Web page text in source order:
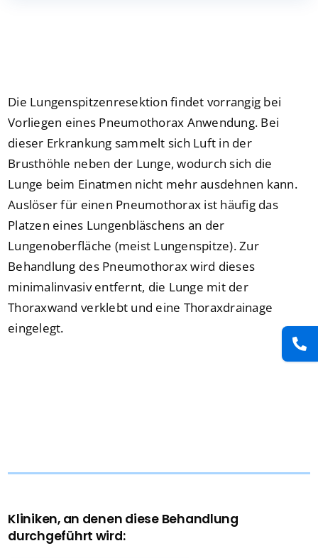
Karriere
Suche
nach:
Die Lungenspitzenresektion findet vorrangig bei
Vorliegen eines Pneumothorax Anwendung. Bei
dieser Erkrankung sammelt sich Luft in der
Brusthöhle neben der Lunge, wodurch sich die
Lunge beim Einatmen nicht mehr ausdehnen kann.
Auslöser für einen Pneumothorax ist häufig das
Platzen eines Lungenbläschens an der
Lungenoberfläche (meist Lungenspitze). Zur
Behandlung des Pneumothorax wird dieses
minimalinvasiv entfernt, die Lunge mit der
Thoraxwand verklebt und eine Thoraxdrainage
eingelegt.
Kliniken, an denen diese Behandlung
durchgeführt wird: